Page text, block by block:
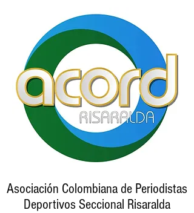
Asociación Colombiana de Periodistas
Deportivos Seccional Risaralda